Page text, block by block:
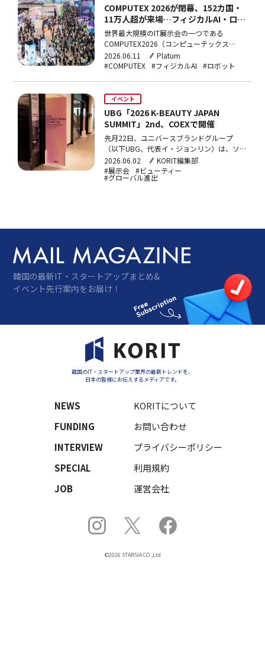
COMPUTEX 2026が閉幕、152カ国・
11万人超が来場…フィジカルAI・ロボ
ティクスに注目集まる
世界最大規模のIT展示会の一つである
COMPUTEX2026（コンピューテックス
2026）が5日に閉幕した。「AITogether」を
テーマに掲げた今年のイベントは、AIコンピ
手テック企業とスタートアップ、産業専門
家…
2026.06.11
Platum
#COMPUTEX #フィジカルAI #ロボット
イベント
UBG「2026 K-BEAUTY JAPAN
SUMMIT」2nd、COEXで開催
先月22日、ユニバースブランドグループ
（以下UBG、代表イ・ジョンリン）は、ソウ
ル・COEXで「2026K-
BEAUTYJAPANSUMMIT」2ndを開催した。本
イベントは、K-ビューティー企業の日本市場
2026.06.02
KORIT編集部
#展示会 #ビューティー
#グローバル進出
韓国の最新IT・スタートアップまとめ&
イベント先行案内をお届け！
韓国のIT・スタートアップ業界の最新トレンドを、
日本の皆様にお伝えするメディアです。
NEWS
FUNDING
INTERVIEW
SPECIAL
JOB
KORITについて
お問い合わせ
プライバシーポリシー
利用規約
運営会社
©2026 STARSIA CO.,Ltd